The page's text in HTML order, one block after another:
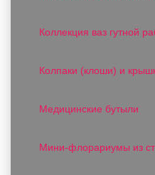
Коллекция ваз гутной
Колпаки (клоши) и
Медицинские бутыли
Мини-флорариумы из